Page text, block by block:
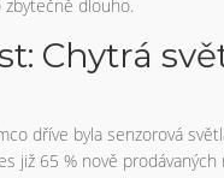
dlouho.
Chytrá
dříve byla senzorová
již 65 % nově prodávaných